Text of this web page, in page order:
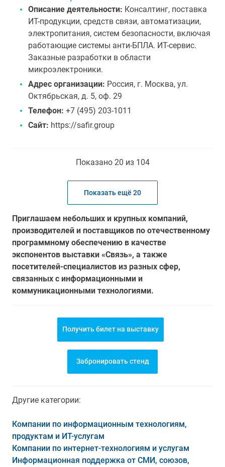
Описание деятельности: Консалтинг, поставка
ИТ-продукции, средств связи, автоматизации,
электропитания, систем безопасности, включая
работающие системы анти-БПЛА. ИТ-сервис.
Заказные разработки в области
микроэлектроники.
Адрес организации: Россия, г. Москва, ул.
Октябрьская, д. 5, оф. 29
Телефон: +7 (495) 203-1011
Сайт: https://safir.group
Показано 20 из 104
Показать ещё 20
Приглашаем небольших и крупных компаний,
производителей и поставщиков по отечественному
программному обеспечению в качестве
экспонентов выставки «Связь», а также
посетителей-специалистов из разных сфер,
связанных с информационными и
коммуникационными технологиями.
Получить билет на выставку
Забронировать стенд
Другие категории:
Компании по информационным технологиям,
продуктам и ИТ-услугам
Компании по интернет-технологиям и услугам
Информационная поддержка от СМИ, союзов,